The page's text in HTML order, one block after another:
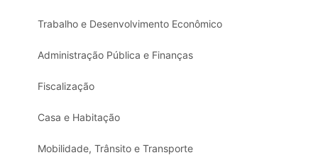
Trabalho e Desenvolvimento Econômico
Administração Pública e Finanças
Fiscalização
Casa e Habitação
Mobilidade, Trânsito e Transporte